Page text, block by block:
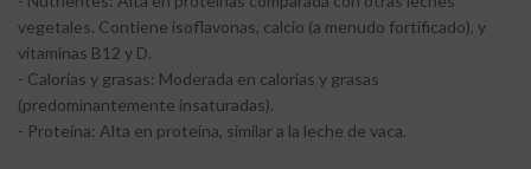
vegetales. Contiene isoflavonas, calcio (a menudo fortificado), y
vitaminas B12 y D.
- Calorías y grasas: Moderada en calorías y grasas
(predominantemente insaturadas).
- Proteína: Alta en proteína, similar a la leche de vaca.